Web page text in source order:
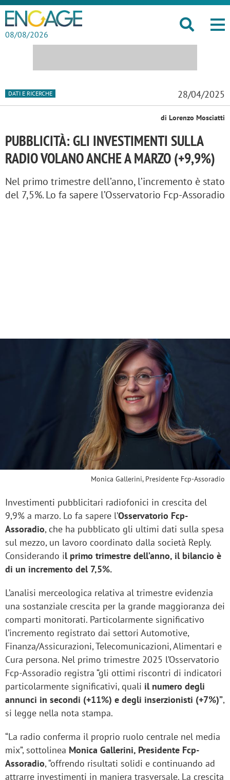
08/08/2026
DATI E RICERCHE 28/04/2025
di Lorenzo Mosciatti
PUBBLICITÀ: GLI INVESTIMENTI SULLA
RADIO VOLANO ANCHE A MARZO (+9,9%)
Nel primo trimestre dell’anno, l’incremento è stato
del 7,5%. Lo fa sapere l’Osservatorio Fcp-Assoradio
Monica Gallerini, Presidente Fcp-Assoradio
Investimenti pubblicitari radiofonici in crescita del
9,9% a marzo. Lo fa sapere l’Osservatorio Fcp-
Assoradio, che ha pubblicato gli ultimi dati sulla spesa
sul mezzo, un lavoro coordinato dalla società Reply.
Considerando il primo trimestre dell’anno, il bilancio è
di un incremento del 7,5%.
L’analisi merceologica relativa al trimestre evidenzia
una sostanziale crescita per la grande maggioranza dei
comparti monitorati. Particolarmente significativo
l’incremento registrato dai settori Automotive,
Finanza/Assicurazioni, Telecomunicazioni, Alimentari e
Cura persona. Nel primo trimestre 2025 l’Osservatorio
Fcp-Assoradio registra “gli ottimi riscontri di indicatori
particolarmente significativi, quali il numero degli
annunci in secondi (+11%) e degli inserzionisti (+7%)”,
si legge nella nota stampa.
“La radio conferma il proprio ruolo centrale nel media
mix”, sottolinea Monica Gallerini, Presidente Fcp-
Assoradio, “offrendo risultati solidi e continuando ad
attrarre investimenti in maniera trasversale. La crescita